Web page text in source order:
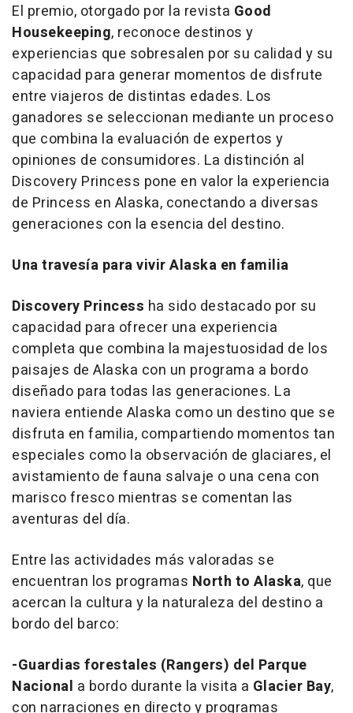
El premio, otorgado por la revista Good
Housekeeping, reconoce destinos y
experiencias que sobresalen por su calidad y su
capacidad para generar momentos de disfrute
entre viajeros de distintas edades. Los
ganadores se seleccionan mediante un proceso
que combina la evaluación de expertos y
opiniones de consumidores. La distinción al
Discovery Princess pone en valor la experiencia
de Princess en Alaska, conectando a diversas
generaciones con la esencia del destino.
Una travesía para vivir Alaska en familia
Discovery Princess ha sido destacado por su
capacidad para ofrecer una experiencia
completa que combina la majestuosidad de los
paisajes de Alaska con un programa a bordo
diseñado para todas las generaciones. La
naviera entiende Alaska como un destino que se
disfruta en familia, compartiendo momentos tan
especiales como la observación de glaciares, el
avistamiento de fauna salvaje o una cena con
marisco fresco mientras se comentan las
aventuras del día.
Entre las actividades más valoradas se
encuentran los programas North to Alaska, que
acercan la cultura y la naturaleza del destino a
bordo del barco:
-Guardias forestales (Rangers) del Parque
Nacional a bordo durante la visita a Glacier Bay,
con narraciones en directo y programas